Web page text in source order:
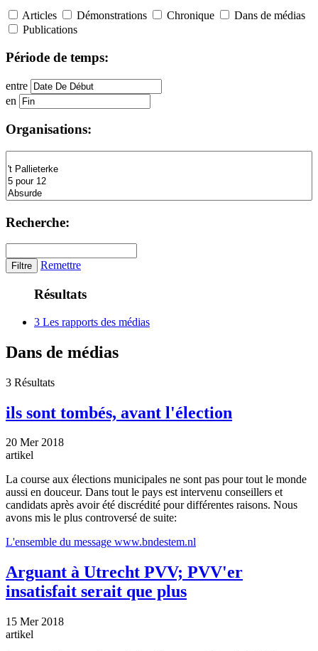
Articles Démonstrations Chronique
Dans de médias
Publications
Période de temps:
entre
en
Organisations:
Recherche:
Remettre
Résultats
3 Les rapports des médias
Dans de médias
3 Résultats
ils sont tombés, avant l'élection
20 Mer 2018
artikel
La course aux élections municipales ne sont pas pour tout le monde
aussi en douceur. Dans tout le pays est intervenu conseillers et
candidats après avoir été discrédité pour différentes raisons. Nous
avons mis le plus controversé de suite:
L'ensemble du message www.bndestem.nl
Arguant à Utrecht PVV; PVV'er
insatisfait serait que plus
15 Mer 2018
artikel